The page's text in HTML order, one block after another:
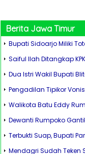
Berita Jawa Timur
Bupati Sidoarjo Miliki
Saiful Ilah Ditangkap
Dua Istri Wakil Bupati
Pengadilan Tipikor
Walikota Batu Eddy
Dewanti Rumpoko
Terbukti Suap, Bupati
Mendagri Sudah Teken